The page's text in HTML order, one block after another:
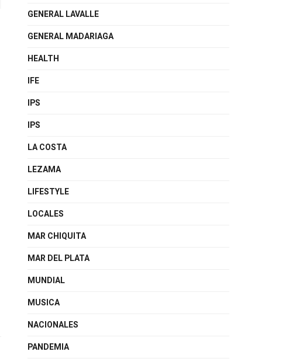
GENERAL LAVALLE
GENERAL MADARIAGA
HEALTH
IFE
IPS
IPS
LA COSTA
LEZAMA
LIFESTYLE
LOCALES
MAR CHIQUITA
MAR DEL PLATA
MUNDIAL
MUSICA
NACIONALES
PANDEMIA